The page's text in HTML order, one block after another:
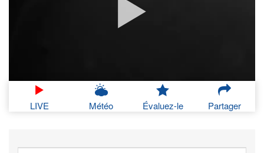
LIVE Météo Évaluez-le Partager